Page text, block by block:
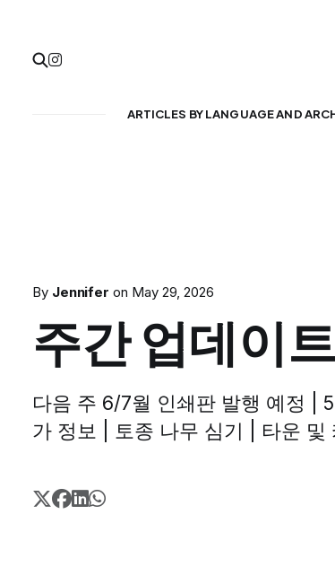
ARTICLES BY LANGUAGE AND
By Jennifer on May 29, 2026
주간 업데이
다음 주 6/7월 인쇄판 발행 예정 |
가 정보 | 토종 나무 심기 | 타운 및